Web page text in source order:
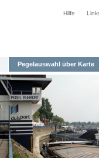
Hilfe
Pegelauswahl über Karte